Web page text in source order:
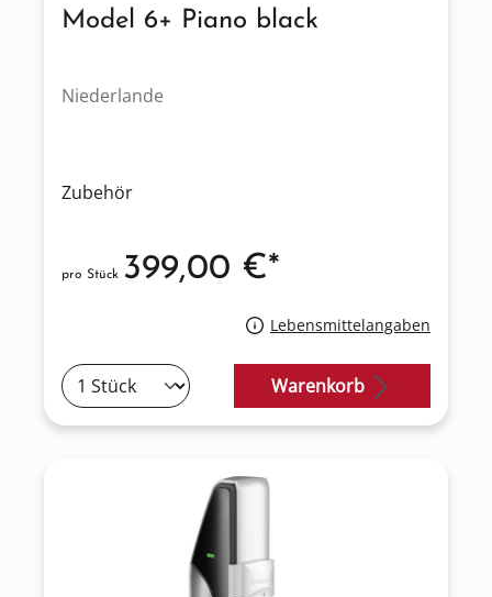
Model 6+ Piano black
Niederlande
Zubehör
Lebensmittelangaben
pro Stück 399,00 €*
Warenkorb